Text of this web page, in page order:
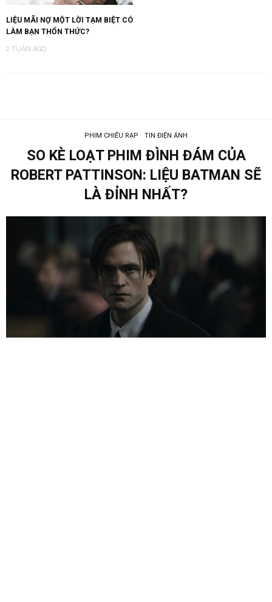
LIỆU MÃI NỢ MỘT LỜI TẠM BIỆT CÓ
LÀM BẠN THỔN THỨC?
2 TUẦN AGO
PHIM CHIẾU RẠP TIN ĐIỆN ẢNH
SO KÈ LOẠT PHIM ĐÌNH ĐÁM CỦA
ROBERT PATTINSON: LIỆU BATMAN SẼ
LÀ ĐỈNH NHẤT?